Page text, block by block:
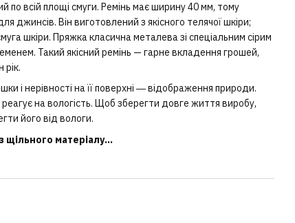
по всій площі смуги. Ремінь має ширину 40 мм, тому
джинсів. Він виготовлений з якісного телячої шкіри;
шкіри. Пряжка класична металева зі спеціальним сірим
Такий якісний ремінь — гарне вкладення грошей,
і нерівності на її поверхні ― відображення природи.
реагує на вологість. Щоб зберегти довге життя виробу,
його від вологи.
щільного матеріалу...